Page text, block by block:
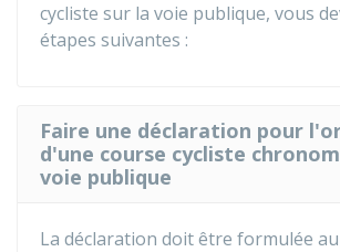
cycliste sur la voie publique, vous
étapes suivantes :
Faire une déclaration pour
d'une course cycliste
voie publique
La déclaration doit être formulée